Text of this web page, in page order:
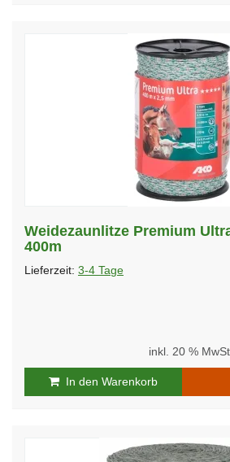
Weidezaunlitze Premium
400m
Lieferzeit: 3-4 Tage
inkl. 20 %
In den Warenkorb